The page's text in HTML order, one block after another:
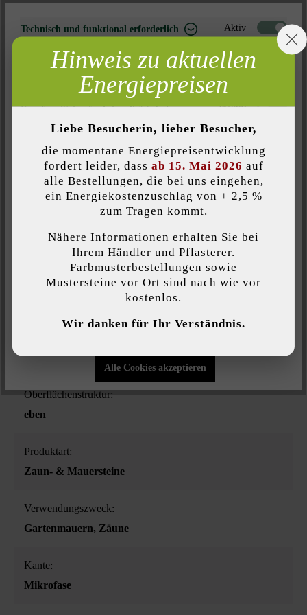
Seite ausdrucken
Artikelnummer: 22588
Produktbeschreibung
Der Modulus Pur Zaun- & Mauerstein überzeugt durch seine
moderne Steinlänge und die wunderschön zur Geltung
kommenden Schattierungen und Nuancierungen. Möglich macht
dies das einzigartige, patentierte Steinsystem. Darüber hinaus
können durch die spezielle Bauweise des Modulus Pur Zaun- &
Mauersteins unterschiedliche Farben für die Außen- und die
Innenseite von Mauern gewählt werden.
grau
Oberflächenstruktur:
eben
Produktart:
Zaun- & Mauersteine
Verwendungszweck:
Gartenmauern, Zäune
Kante:
Mikrofase
Technisch und funktional erforderlich Aktiv
Marketing Inaktiv
Inaktiv
Komfort (Seitenfunktionalität) Inaktiv
Inaktiv
Individuelle Cookies akzeptieren
Funktionalität bieten zu können...Mehr Informationen
Individuelle Einstellungen
Alle Cookies akzeptieren
Hinweis zu aktuellen
Energiepreisen
Liebe Besucherin, lieber Besucher,
die momentane Energiepreisentwicklung
fordert leider, dass ab 15. Mai 2026 auf
alle Bestellungen, die bei uns eingehen,
ein Energiekostenzuschlag von + 2,5 %
zum Tragen kommt.
Nähere Informationen erhalten Sie bei
Ihrem Händler und Pflasterer.
Farbmusterbestellungen sowie
Mustersteine vor Ort sind nach wie vor
kostenlos.
Wir danken für Ihr Verständnis.